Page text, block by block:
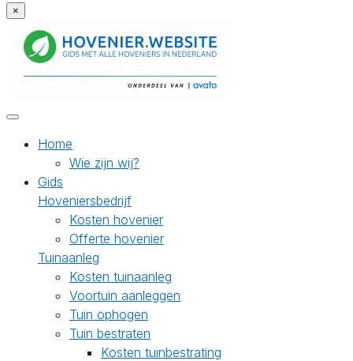
×
Home
Wie zijn wij?
Gids
Hoveniersbedrijf
Kosten hovenier
Offerte hovenier
Tuinaanleg
Kosten tuinaanleg
Voortuin aanleggen
Tuin ophogen
Tuin bestraten
Kosten tuinbestrating